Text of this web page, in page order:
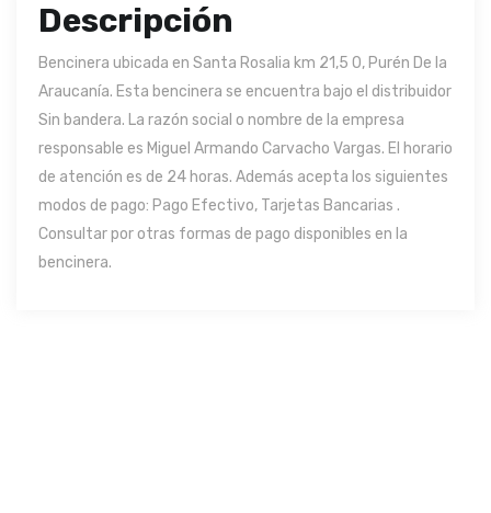
Descripción
Bencinera ubicada en Santa Rosalia km 21,5 0, Purén De la
Araucanía. Esta bencinera se encuentra bajo el distribuidor
Sin bandera. La razón social o nombre de la empresa
responsable es Miguel Armando Carvacho Vargas. El horario
de atención es de 24 horas. Además acepta los siguientes
modos de pago: Pago Efectivo, Tarjetas Bancarias .
Consultar por otras formas de pago disponibles en la
bencinera.